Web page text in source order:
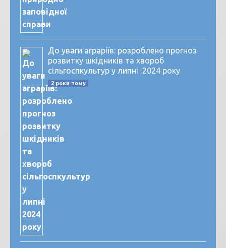
До уваги аграріїв: розроблено прогноз
розвитку шкідників та хвороб
сільгоспкультур у липні 2024 року
2 роки тому